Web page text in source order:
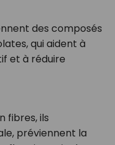
des composés
qui aident à
et à réduire
fibres, ils
préviennent la